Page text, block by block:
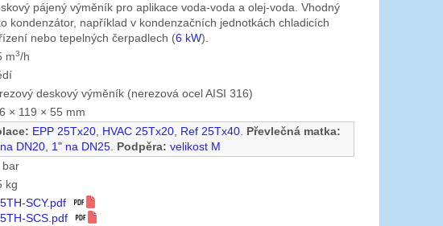
pájený výměník pro aplikace voda-voda a olej-voda. Vhodný
kondenzátor, například v kondenzačních jednotkách chladicích
nebo tepelných čerpadlech (6 kW).
m3/h
deskový výměník (nerezová ocel AISI 316)
× 119 × 55 mm
EPP 25Tx20 HVAC 25Tx20 Ref 25Tx40
Převlečná matka:
DN20
1" na DN25 Podpěra: velikost M
bar
kg
SCY.pdf
SCS.pdf